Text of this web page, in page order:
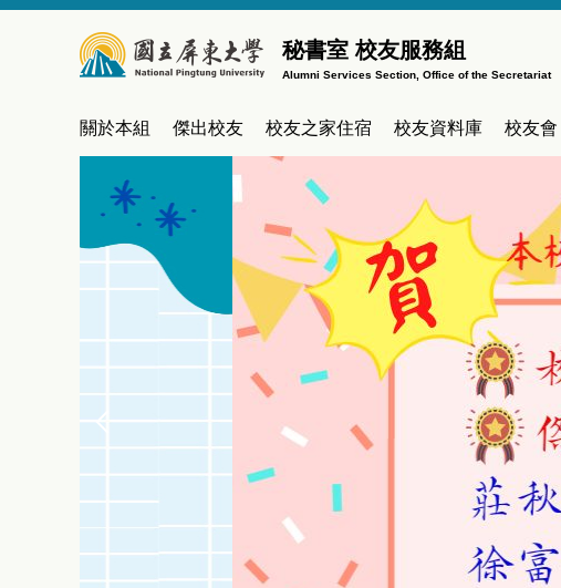
秘書室 校友服務組
Alumni Services Section, Office of the Secretariat
關於本組 傑出校友 校友之家住宿 校友資料庫 校友會